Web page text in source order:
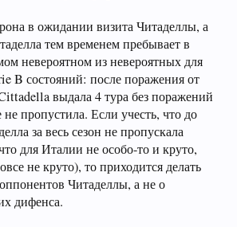
в ожидании визита Читаделлы, а
тем временем пребывает в
невероятном из невероятных для
B состояний: после поражения от
выдала 4 тура без поражений
пропустила. Если учесть, что до
за весь сезон не пропускала
для Италии не особо-то и круто,
не круто), то приходится делать
Читаделлы, а не о
дифенса.